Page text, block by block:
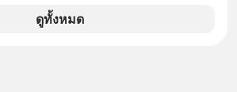
เพียง 1.3% เท่านั้น เกิดอะไรขึ้นกับที่พัก
รายเล็ก ? อะไรคือข้อจำกัดที่ทำให้โต
ดูทั้งหมด